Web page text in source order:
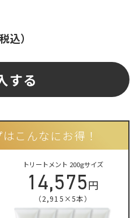
税込）
する
こんなにお得！
トリートメント 200gサイズ
14,575円
（2,915×5本）